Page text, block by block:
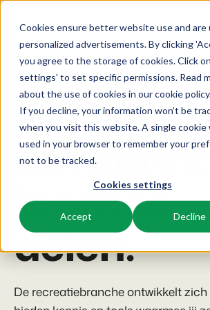
Cookies ensure better website use and are
personalized advertisements. By clicking
you agree to the storage of cookies. Click
settings' to set specific permissions. Read
about the use of cookies in our cookie policy
If you decline, your information won’t be
when you visit this website. A single cookie
used in your browser to remember your
not to be tracked.
Cookies settings
Accept Decline
Demo
Demo
Platform
BEX PMS
Reserveringssysteem
Beheer alle back office processen.
Adverteer jouw aanbod op een mix van kanalen.
Boost directe boekingen via jouw website.
App Store
Integreer jouw favoriete apps en tools.
Oplossingen
Booking Experts voor:
Villa's, bungalows, chalets en boomhutten.
Hotelkamers, appartementen, B&Bs en
Resorts
Resources
Kennis
BEX Educate | Pro
Blijven leren, blijven leiden in de recreatie.
BEX Educate | NextGen
Kennis en groei voor de recreatie-expert van
Prijzen
Klantverhalen
BEX Overzicht
BEX Educate | Pro
Wij
dat
is om te
delen.
De recreatiebranche ontwikkelt zich